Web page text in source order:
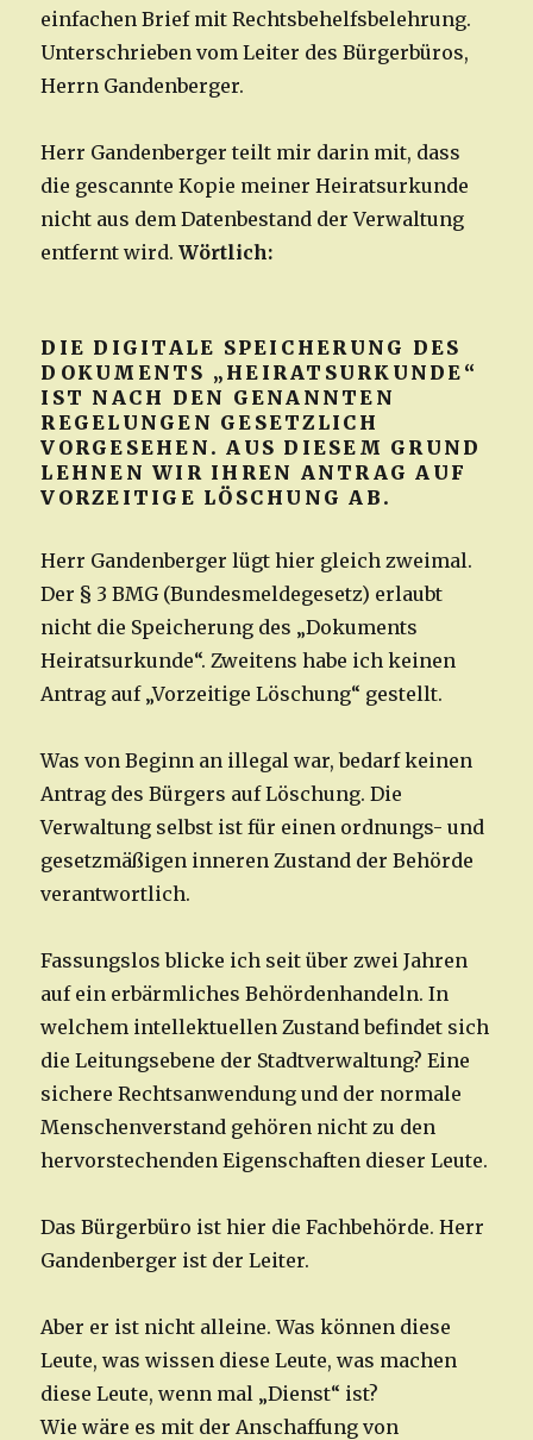
einfachen Brief mit Rechtsbehelfsbelehrung.
Unterschrieben vom Leiter des Bürgerbüros,
Herrn Gandenberger.
Herr Gandenberger teilt mir darin mit, dass
die gescannte Kopie meiner Heiratsurkunde
nicht aus dem Datenbestand der Verwaltung
entfernt wird.Wörtlich:
DIE DIGITALE SPEICHERUNG DES
DOKUMENTS „HEIRATSURKUNDE“
IST NACH DEN GENANNTEN
REGELUNGEN GESETZLICH
VORGESEHEN. AUS DIESEM GRUND
LEHNEN WIR IHREN ANTRAG AUF
VORZEITIGE LÖSCHUNG AB.
Herr Gandenberger lügt hier gleich zweimal.
Der § 3 BMG (Bundesmeldegesetz) erlaubt
nicht die Speicherung des „Dokuments
Heiratsurkunde“. Zweitens habe ich keinen
Antrag auf „Vorzeitige Löschung“ gestellt.
Was von Beginn an illegal war, bedarf keinen
Antrag des Bürgers auf Löschung. Die
Verwaltung selbst ist für einen ordnungs- und
gesetzmäßigen inneren Zustand der Behörde
verantwortlich.
Fassungslos blicke ich seit über zwei Jahren
auf ein erbärmliches Behördenhandeln. In
welchem intellektuellen Zustand befindet sich
die Leitungsebene der Stadtverwaltung? Eine
sichere Rechtsanwendung und der normale
Menschenverstand gehören nicht zu den
hervorstechenden Eigenschaften dieser Leute.
Das Bürgerbüro ist hier die Fachbehörde. Herr
Gandenberger ist der Leiter.
Aber er ist nicht alleine. Was können diese
Leute, was wissen diese Leute, was machen
diese Leute, wenn mal „Dienst“ ist?
Wie wäre es mit der Anschaffung von